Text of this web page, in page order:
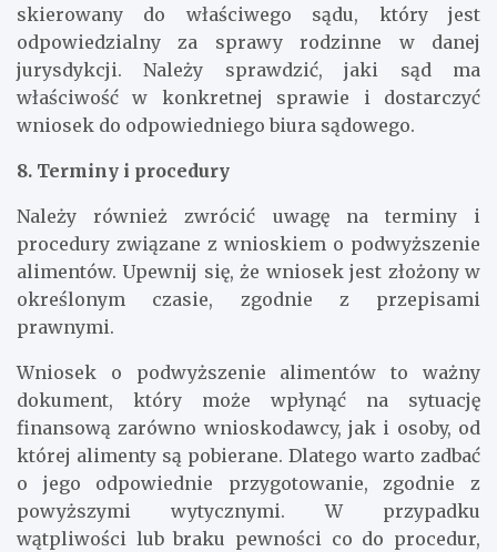
skierowany do właściwego sądu, który jest
odpowiedzialny za sprawy rodzinne w danej
jurysdykcji. Należy sprawdzić, jaki sąd ma
właściwość w konkretnej sprawie i dostarczyć
wniosek do odpowiedniego biura sądowego.
8. Terminy i procedury
Należy również zwrócić uwagę na terminy i
procedury związane z wnioskiem o podwyższenie
alimentów. Upewnij się, że wniosek jest złożony w
określonym czasie, zgodnie z przepisami
prawnymi.
Wniosek o podwyższenie alimentów to ważny
dokument, który może wpłynąć na sytuację
finansową zarówno wnioskodawcy, jak i osoby, od
której alimenty są pobierane. Dlatego warto zadbać
o jego odpowiednie przygotowanie, zgodnie z
powyższymi wytycznymi. W przypadku
wątpliwości lub braku pewności co do procedur,